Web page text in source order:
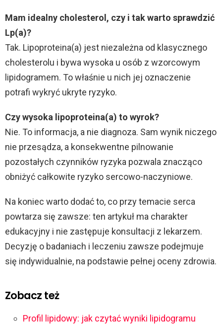
Mam idealny cholesterol, czy i tak warto sprawdzić
Lp(a)?
Tak. Lipoproteina(a) jest niezależna od klasycznego
cholesterolu i bywa wysoka u osób z wzorcowym
lipidogramem. To właśnie u nich jej oznaczenie
potrafi wykryć ukryte ryzyko.
Czy wysoka lipoproteina(a) to wyrok?
Nie. To informacja, a nie diagnoza. Sam wynik niczego
nie przesądza, a konsekwentne pilnowanie
pozostałych czynników ryzyka pozwala znacząco
obniżyć całkowite ryzyko sercowo-naczyniowe.
Na koniec warto dodać to, co przy temacie serca
powtarza się zawsze: ten artykuł ma charakter
edukacyjny i nie zastępuje konsultacji z lekarzem.
Decyzję o badaniach i leczeniu zawsze podejmuje
się indywidualnie, na podstawie pełnej oceny zdrowia.
Zobacz też
Profil lipidowy: jak czytać wyniki lipidogramu